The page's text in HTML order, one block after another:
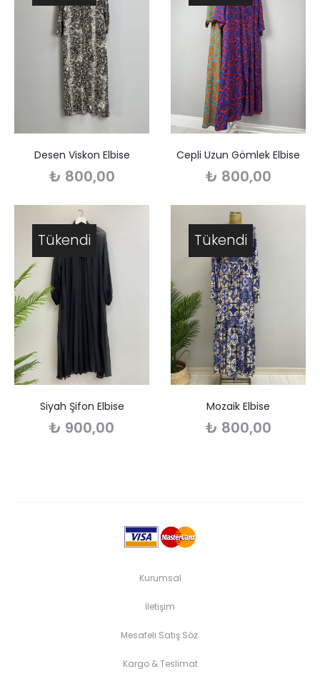
Desen Viskon Elbise
₺ 800,00
Cepli Uzun Gömlek Elbise
₺ 800,00
Tükendi
Siyah Şifon Elbise
₺ 900,00
Tükendi
Mozaik Elbise
₺ 800,00
Kurumsal
İletişim
Mesafeli Satış Söz.
Kargo & Teslimat